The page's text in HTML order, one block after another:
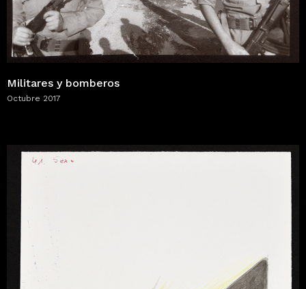
Militares y bomberos
Octubre 2017